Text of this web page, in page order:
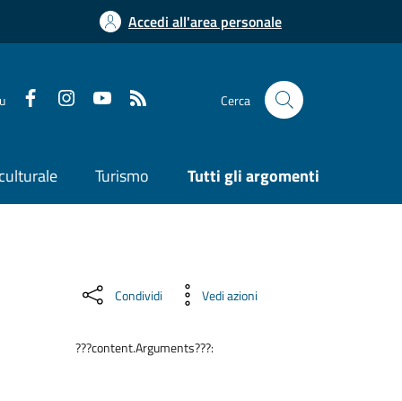
Accedi all'area personale
Cerca
Turismo Tutti gli argomenti
Condividi Vedi azioni
???content.Arguments???: